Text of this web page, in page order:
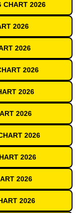
CHART 2026
2026
2026
2026
2026
2026
2026
2026
2026
2026